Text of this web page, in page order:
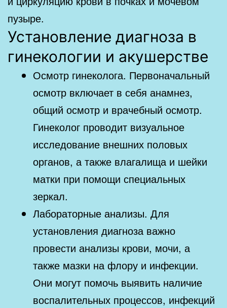
пузыре.
Установление диагноза в
гинекологии и акушерстве
Осмотр гинеколога. Первоначальный
осмотр включает в себя анамнез,
общий осмотр и врачебный осмотр.
Гинеколог проводит визуальное
исследование внешних половых
органов, а также влагалища и шейки
матки при помощи специальных
зеркал.
Лабораторные анализы. Для
установления диагноза важно
провести анализы крови, мочи, а
также мазки на флору и инфекции.
Они могут помочь выявить наличие
воспалительных процессов, инфекций